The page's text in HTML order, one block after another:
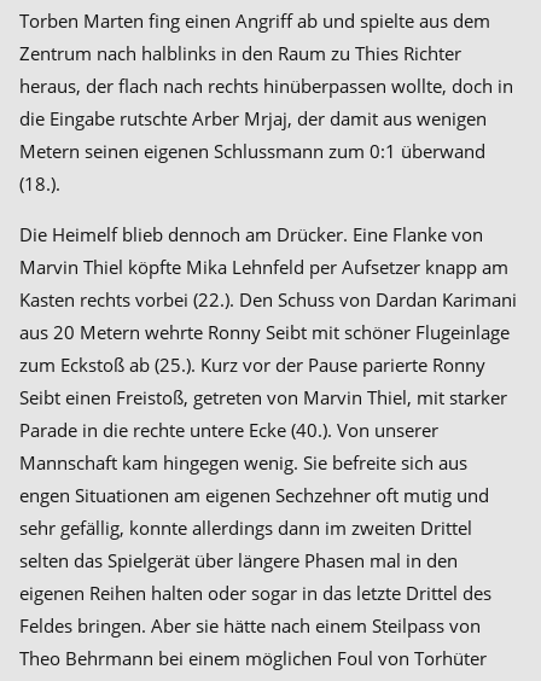
Torben Marten fing einen Angriff ab und spielte aus dem
Zentrum nach halblinks in den Raum zu Thies Richter
heraus, der flach nach rechts hinüberpassen wollte, doch in
die Eingabe rutschte Arber Mrjaj, der damit aus wenigen
Metern seinen eigenen Schlussmann zum 0:1 überwand
(18.).
Die Heimelf blieb dennoch am Drücker. Eine Flanke von
Marvin Thiel köpfte Mika Lehnfeld per Aufsetzer knapp am
Kasten rechts vorbei (22.). Den Schuss von Dardan Karimani
aus 20 Metern wehrte Ronny Seibt mit schöner Flugeinlage
zum Eckstoß ab (25.). Kurz vor der Pause parierte Ronny
Seibt einen Freistoß, getreten von Marvin Thiel, mit starker
Parade in die rechte untere Ecke (40.). Von unserer
Mannschaft kam hingegen wenig. Sie befreite sich aus
engen Situationen am eigenen Sechzehner oft mutig und
sehr gefällig, konnte allerdings dann im zweiten Drittel
selten das Spielgerät über längere Phasen mal in den
eigenen Reihen halten oder sogar in das letzte Drittel des
Feldes bringen. Aber sie hätte nach einem Steilpass von
Theo Behrmann bei einem möglichen Foul von Torhüter